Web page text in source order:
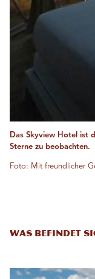
Das Skyview Hotel ist
Sterne zu beobachten.
Foto: Mit freundlicher
Was befindet